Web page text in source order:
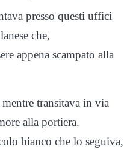
presso questi uffici
che,
appena scampato alla
transitava in via
alla portiera.
bianco che lo seguiva,